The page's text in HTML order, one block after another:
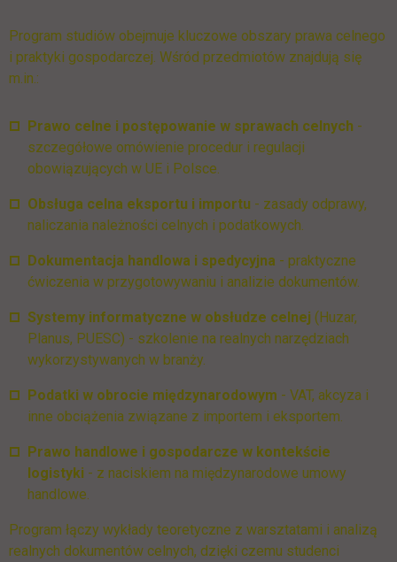
Program studiów obejmuje kluczowe obszary prawa celnego
i praktyki gospodarczej. Wśród przedmiotów znajdują się
m.in.:
Prawo celne i postępowanie w sprawach celnych -
szczegółowe omówienie procedur i regulacji
obowiązujących w UE i Polsce.
Obsługa celna eksportu i importu - zasady odprawy,
naliczania należności celnych i podatkowych.
Dokumentacja handlowa i spedycyjna - praktyczne
ćwiczenia w przygotowywaniu i analizie dokumentów.
Systemy informatyczne w obsłudze celnej (Huzar,
Planus, PUESC) - szkolenie na realnych narzędziach
wykorzystywanych w branży.
Podatki w obrocie międzynarodowym - VAT, akcyza i
inne obciążenia związane z importem i eksportem.
Prawo handlowe i gospodarcze w kontekście
logistyki - z naciskiem na międzynarodowe umowy
handlowe.
Program łączy wykłady teoretyczne z warsztatami i analizą
realnych dokumentów celnych, dzięki czemu studenci